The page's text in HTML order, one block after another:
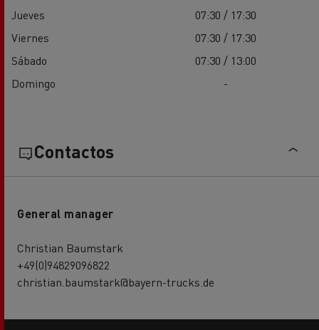
Jueves
07:30 / 17:30
Viernes
07:30 / 17:30
Sábado
07:30 / 13:00
Domingo
-
Contactos
General manager
Christian Baumstark
+49(0)94829096822
christian.baumstark@bayern-trucks.de